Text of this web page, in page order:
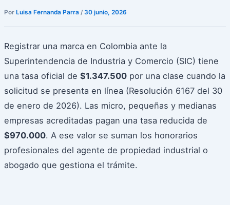
Por Luisa Fernanda Parra / 30 junio, 2026
Registrar una marca en Colombia ante la
Superintendencia de Industria y Comercio (SIC) tiene
una tasa oficial de $1.347.500por una clase cuando la
solicitud se presenta en línea (Resolución 6167 del 30
de enero de 2026). Las micro, pequeñas y medianas
empresas acreditadas pagan una tasa reducida de
$970.000. A ese valor se suman los honorarios
profesionales del agente de propiedad industrial o
abogado que gestiona el trámite.